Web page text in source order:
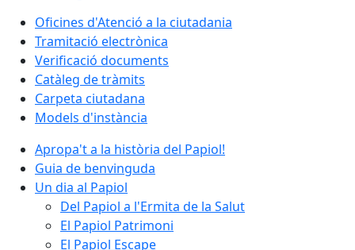
Oficines d'Atenció a la ciutadania
Tramitació electrònica
Verificació documents
Catàleg de tràmits
Carpeta ciutadana
Models d'instància
Apropa't a la història del Papiol!
Guia de benvinguda
Un dia al Papiol
Del Papiol a l'Ermita de la Salut
El Papiol Patrimoni
El Papiol Escape